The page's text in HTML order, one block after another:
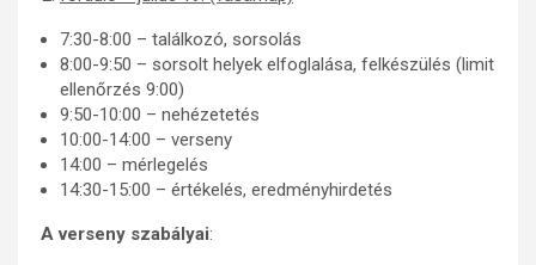
7:30-8:00 – találkozó, sorsolás
8:00-9:50 – sorsolt helyek elfoglalása, felkészülés (limit
ellenőrzés 9:00)
9:50-10:00 – nehézetetés
10:00-14:00 – verseny
14:00 – mérlegelés
14:30-15:00 – értékelés, eredményhirdetés
A verseny szabályai: